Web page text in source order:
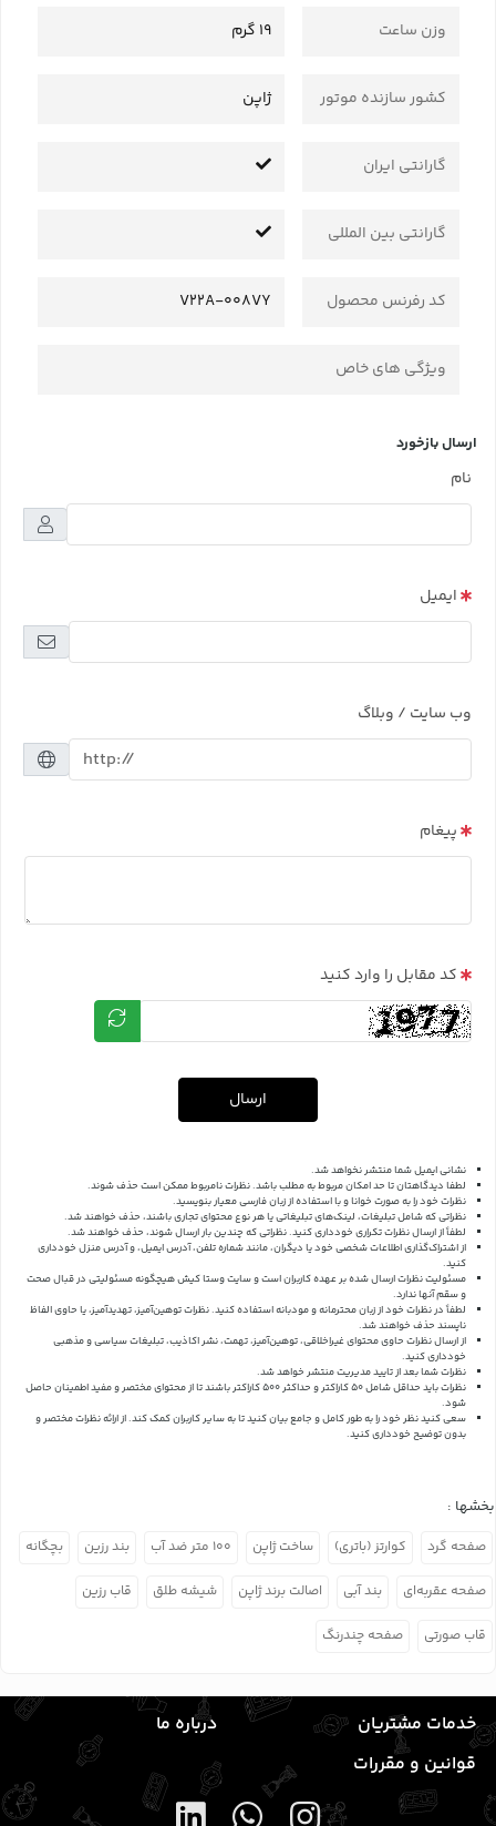
وزن ساعت 19 گرم
کشور سازنده موتور ژاپن
گارانتی ایران
گارانتی بین المللی
کد رفرنس محصول V22A-008VY
ویژگی های خاص
ارسال بازخورد
نام
ایمیل
وب سایت / وبلاگ
پیغام
کد مقابل را وارد کنید
ارسال
نشانی ایمیل شما منتشر نخواهد شد.
لطفا دیدگاهتان تا حد امکان مربوط به مطلب باشد. نظرات نامربوط ممکن است حذف شوند.
نظرات خود را به صورت خوانا و با استفاده از زبان فارسی معیار بنویسید.
نظراتی که شامل تبلیغات، لینک‌های تبلیغاتی یا هر نوع محتوای تجاری باشند، حذف خواهند شد.
لطفاً از ارسال نظرات تکراری خودداری کنید. نظراتی که چندین بار ارسال شوند، حذف خواهند شد.
از اشتراک‌گذاری اطلاعات شخصی خود یا دیگران، مانند شماره تلفن، آدرس ایمیل، و آدرس منزل خودداری
کنید.
مسئولیت نظرات ارسال شده بر عهده کاربران است و سایت وستا کیش هیچگونه مسئولیتی در قبال صحت
و سقم آنها ندارد.
لطفاً در نظرات خود از زبان محترمانه و مودبانه استفاده کنید. نظرات توهین‌آمیز، تهدیدآمیز، یا حاوی الفاظ
ناپسند حذف خواهند شد.
از ارسال نظرات حاوی محتوای غیراخلاقی، توهین‌آمیز، تهمت، نشر اکاذیب، تبلیغات سیاسی و مذهبی
خودداری کنید.
نظرات شما بعد از تایید مدیریت منتشر خواهد شد.
نظرات باید حداقل شامل 50 کاراکتر و حداکثر 500 کاراکتر باشند تا از محتوای مختصر و مفید اطمینان حاصل
شود.
سعی کنید نظر خود را به طور کامل و جامع بیان کنید تا به سایر کاربران کمک کند.از ارائه نظرات مختصر و
بدون توضیح خودداری کنید.
بخشها :
صفحه گرد کوارتز (باتری) ساخت ژاپن ۱۰۰ متر ضد آب بند رزین بچگانه
صفحه عقربه‌ای بند آبی اصالت برند ژاپن شیشه طلق قاب رزین
قاب صورتی صفحه چندرنگ
خدمات مشتریان
درباره ما
قوانین و مقررات